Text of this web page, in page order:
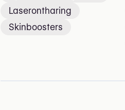
Laserontharing
Skinboosters